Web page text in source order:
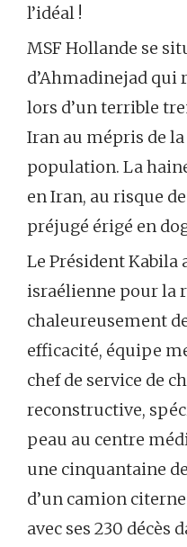
l’idéal !
MSF Hollande se
d’Ahmadinejad qui
lors d’un terrible
Iran au mépris de
population. La
en Iran, au risque
préjugé érigé en
Le Président Kabila
israélienne pour la
chaleureusement
efficacité, équipe
chef de service de
reconstructive,
peau au centre
une cinquantaine
d’un camion
avec ses 230 décès